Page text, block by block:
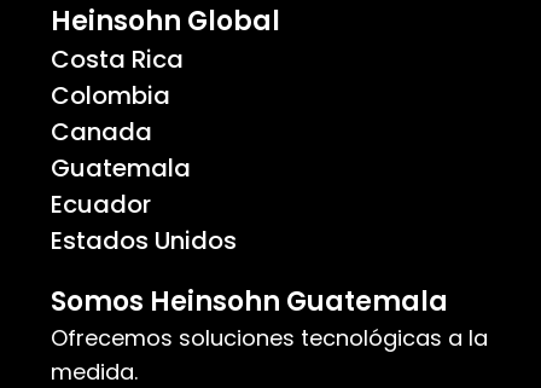
Heinsohn Global
Costa Rica
Colombia
Canada
Guatemala
Ecuador
Estados Unidos
Somos Heinsohn Guatemala
Ofrecemos soluciones tecnológicas a la
medida.